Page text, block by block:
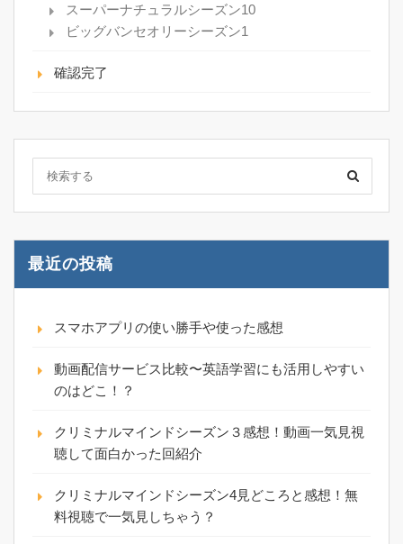
スーパーナチュラルシーズン10
ビッグバンセオリーシーズン1
確認完了
最近の投稿
スマホアプリの使い勝手や使った感想
動画配信サービス比較〜英語学習にも活用しやすい
のはどこ！？
クリミナルマインドシーズン３感想！動画一気見視
聴して面白かった回紹介
クリミナルマインドシーズン4見どころと感想！無
料視聴で一気見しちゃう？